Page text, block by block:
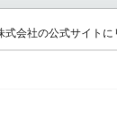
会社の公式サイトに